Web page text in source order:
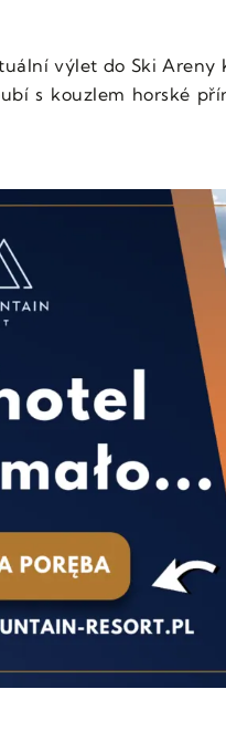
výlet do Ski Areny
s kouzlem horské